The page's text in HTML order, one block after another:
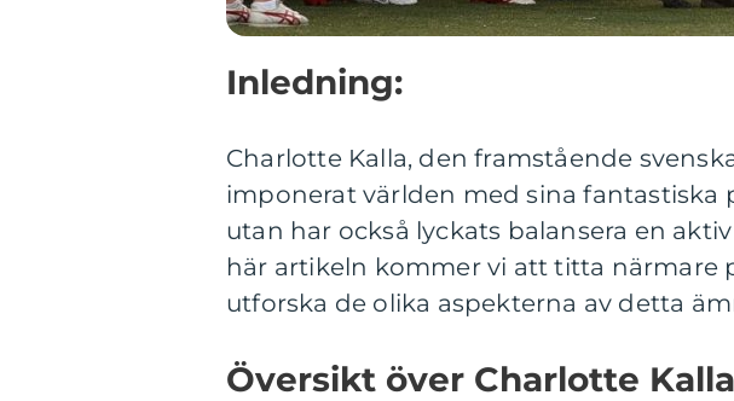
Inledning:
Charlotte Kalla, den framstående
imponerat världen med sina fantastiska
utan har också lyckats balansera en
här artikeln kommer vi att titta närmare
utforska de olika aspekterna av detta
Översikt över Charlotte